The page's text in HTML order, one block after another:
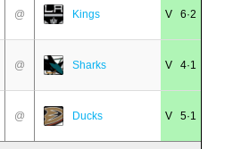
@ Kings V 6·2
@ Sharks V 4·1
@ Ducks V 5·1